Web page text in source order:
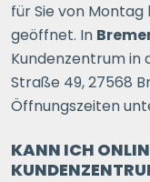
für Sie von Montag
geöffnet. In
Kundenzentrum
Straße 49, 27568
Öffnungszeiten
KANN ICH